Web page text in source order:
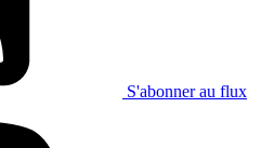
S'abonner au flux